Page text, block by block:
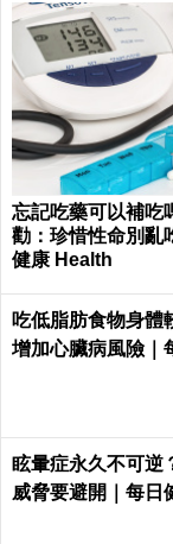
忘記吃藥可以補吃
勸：珍惜性命別亂
健康 Health
吃低脂肪食物身體
增加心臟病風險｜
眩暈症永久不可逆
威脅要避開｜每日